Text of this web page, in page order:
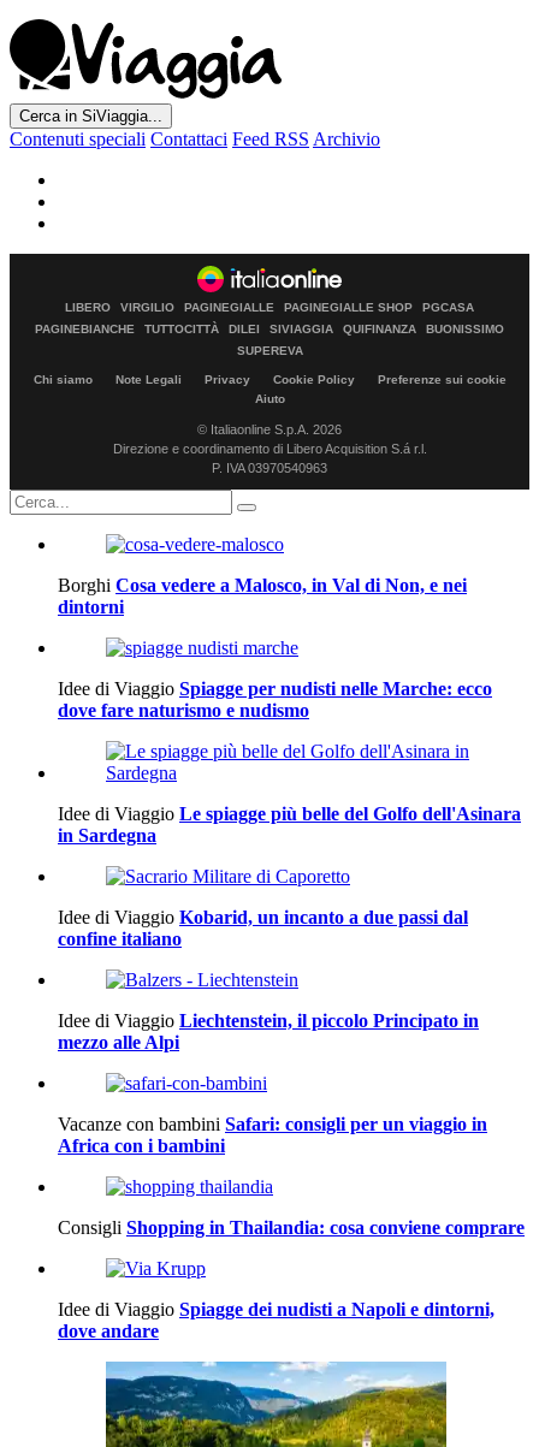
Cerca in SiViaggia...
Contenuti speciali Contattaci Feed RSS Archivio
LIBERO VIRGILIO PAGINEGIALLE PAGINEGIALLE SHOP
PGCASA
PAGINEBIANCHE
TUTTOCITTÀ DILEI SIVIAGGIA QUIFINANZA
BUONISSIMO
SUPEREVA
Chi siamo Note Legali Privacy Cookie Policy
Preferenze sui cookie
Aiuto
© Italiaonline S.p.A. 2026
Direzione e coordinamento di Libero Acquisition S.á r.l.
P. IVA 03970540963
Borghi Cosa vedere a Malosco, in Val di Non, e nei
dintorni
Idee di Viaggio Spiagge per nudisti nelle Marche: ecco
dove fare naturismo e nudismo
Idee di Viaggio Le spiagge più belle del Golfo dell'Asinara
in Sardegna
Idee di Viaggio Kobarid, un incanto a due passi dal
confine italiano
Idee di Viaggio Liechtenstein, il piccolo Principato in
mezzo alle Alpi
Vacanze con bambini Safari: consigli per un viaggio in
Africa con i bambini
Consigli Shopping in Thailandia: cosa conviene comprare
Idee di Viaggio Spiagge dei nudisti a Napoli e dintorni,
dove andare